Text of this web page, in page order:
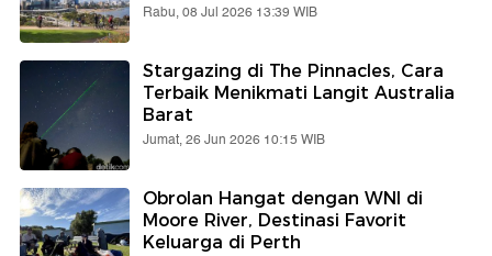
Rabu, 08 Jul 2026 13:39 WIB
Stargazing di The Pinnacles, Cara
Terbaik Menikmati Langit Australia
Barat
Jumat, 26 Jun 2026 10:15 WIB
Obrolan Hangat dengan WNI di
Moore River, Destinasi Favorit
Keluarga di Perth